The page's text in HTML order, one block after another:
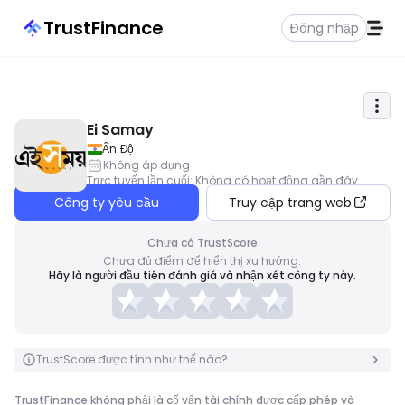
TrustFinance Đăng nhập
Ei Samay
Ấn Độ
Không áp dụng
Trực tuyến lần cuối: Không có hoạt động gần đây
Công ty yêu cầu Truy cập trang web
Chưa có TrustScore
Chưa đủ điểm để hiển thị xu hướng.
Hãy là người đầu tiên đánh giá và nhận xét công ty này.
TrustScore được tính như thế nào?
TrustFinance không phải là cố vấn tài chính được cấp phép và